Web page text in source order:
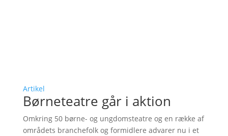
Artikel
Børneteatre går i aktion
Omkring 50 børne- og ungdomsteatre og en række af
områdets branchefolk og formidlere advarer nu i et